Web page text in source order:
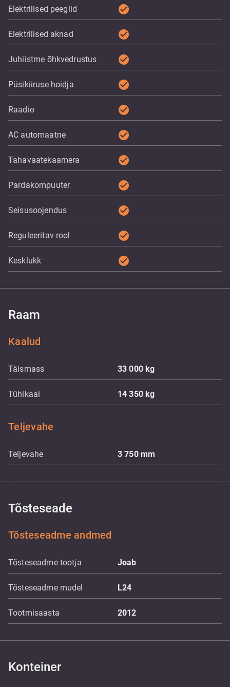
Elektrilised peeglid check_circle
Elektrilised aknad check_circle
Juhiistme õhkvedrustus check_circle
Püsikiiruse hoidja check_circle
Raadio check_circle
AC automaatne check_circle
Tahavaatekaamera check_circle
Pardakompuuter check_circle
Seisusoojendus check_circle
Reguleeritav rool check_circle
Kesklukk check_circle
Raam
Kaalud
Täismass 33 000kg
Tühikaal 14 350kg
Teljevahe
Teljevahe 3 750 mm
Tõsteseade
Tõsteseadme andmed
Tõsteseadme tootja Joab
Tõsteseadme mudel L24
Tootmisaasta 2012
Konteiner